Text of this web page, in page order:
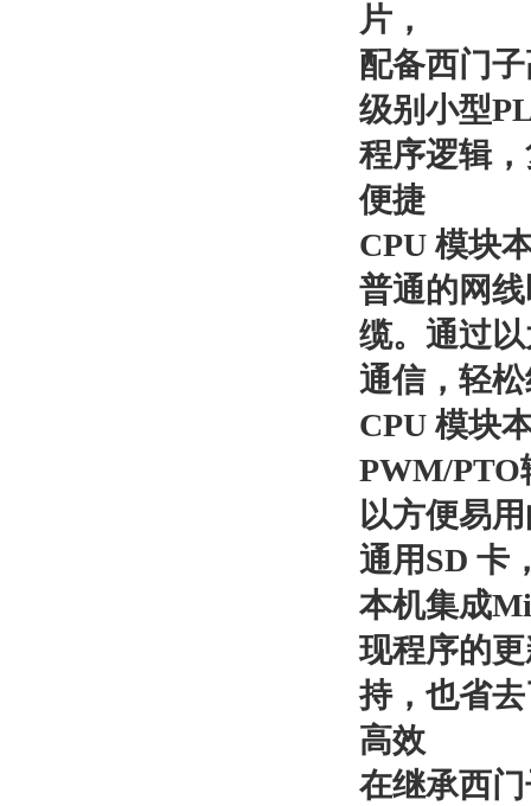
片，
配备西门
级别小型
程序逻辑
便捷
CPU 模块
普通的网
缆。通过
通信，轻
CPU 模块
PWM/PTO
以方便易
通用SD 卡
本机集成
现程序的
持，也省
高效
在继承西